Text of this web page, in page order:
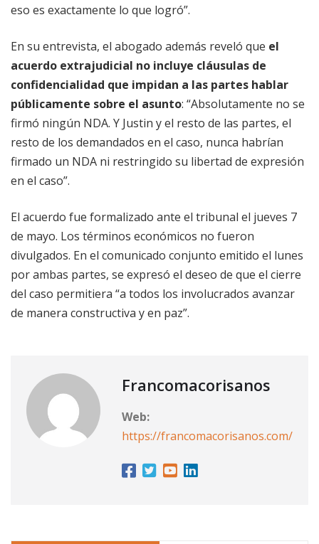
eso es exactamente lo que logró”.
En su entrevista, el abogado además reveló que el
acuerdo extrajudicial no incluye cláusulas de
confidencialidad que impidan a las partes hablar
públicamente sobre el asunto: “Absolutamente no se
firmó ningún NDA. Y Justin y el resto de las partes, el
resto de los demandados en el caso, nunca habrían
firmado un NDA ni restringido su libertad de expresión
en el caso”.
El acuerdo fue formalizado ante el tribunal el jueves 7
de mayo. Los términos económicos no fueron
divulgados. En el comunicado conjunto emitido el lunes
por ambas partes, se expresó el deseo de que el cierre
del caso permitiera “a todos los involucrados avanzar
de manera constructiva y en paz”.
Francomacorisanos
Web:
https://francomacorisanos.com/